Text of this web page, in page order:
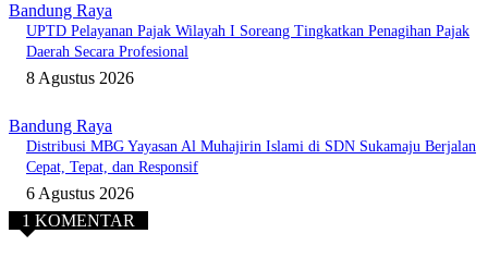
Bandung Raya
UPTD Pelayanan Pajak Wilayah I Soreang Tingkatkan Penagihan Pajak
Daerah Secara Profesional
8 Agustus 2026
Bandung Raya
Distribusi MBG Yayasan Al Muhajirin Islami di SDN Sukamaju Berjalan
Cepat, Tepat, dan Responsif
6 Agustus 2026
1 KOMENTAR